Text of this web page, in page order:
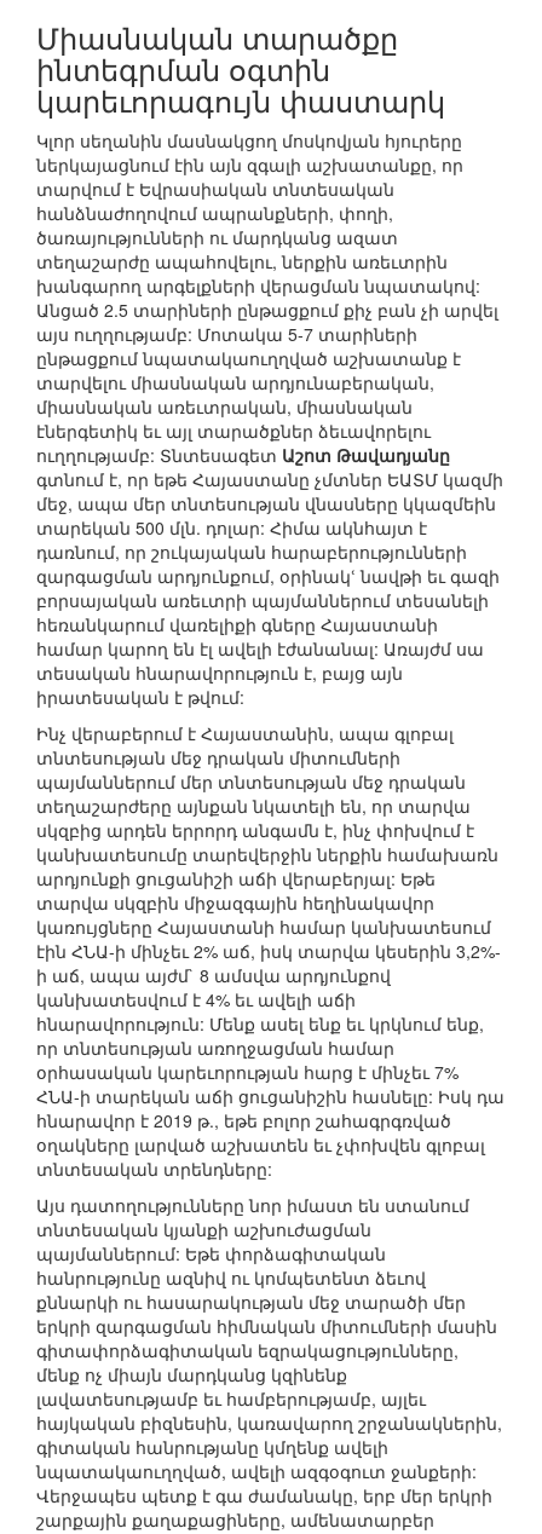
Միասնական տարածքը
ինտեգրման օգտին
կարեւորագույն փաստարկ
Կլոր սեղանին մասնակցող մոսկովյան հյուրերը
ներկայացնում էին այն զգալի աշխատանքը, որ
տարվում է Եվրասիական տնտեսական
հանձնաժողովում ապրանքների, փողի,
ծառայությունների ու մարդկանց ազատ
տեղաշարժը ապահովելու, ներքին առեւտրին
խանգարող արգելքների վերացման նպատակով:
Անցած 2.5 տարիների ընթացքում քիչ բան չի արվել
այս ուղղությամբ: Մոտակա 5-7 տարիների
ընթացքում նպատակաուղղված աշխատանք է
տարվելու միասնական արդյունաբերական,
միասնական առեւտրական, միասնական
էներգետիկ եւ այլ տարածքներ ձեւավորելու
ուղղությամբ: Տնտեսագետ Աշոտ Թավադյանը
գտնում է, որ եթե Հայաստանը չմտներ ԵԱՏՄ կազմի
մեջ, ապա մեր տնտեսության վնասները կկազմեին
տարեկան 500 մլն. դոլար: Հիմա ակնհայտ է
դառնում, որ շուկայական հարաբերությունների
զարգացման արդյունքում, օրինակՙ նավթի եւ գազի
բորսայական առեւտրի պայմաններում տեսանելի
հեռանկարում վառելիքի գները Հայաստանի
համար կարող են էլ ավելի էժանանալ: Առայժմ սա
տեսական հնարավորություն է, բայց այն
իրատեսական է թվում:
Ինչ վերաբերում է Հայաստանին, ապա գլոբալ
տնտեսության մեջ դրական միտումների
պայմաններում մեր տնտեսության մեջ դրական
տեղաշարժերը այնքան նկատելի են, որ տարվա
սկզբից արդեն երրորդ անգամն է, ինչ փոխվում է
կանխատեսումը տարեվերջին ներքին համախառն
արդյունքի ցուցանիշի աճի վերաբերյալ: Եթե
տարվա սկզբին միջազգային հեղինակավոր
կառույցները Հայաստանի համար կանխատեսում
էին ՀՆԱ-ի մինչեւ 2% աճ, իսկ տարվա կեսերին 3,2%-
ի աճ, ապա այժմ` 8 ամսվա արդյունքով
կանխատեսվում է 4% եւ ավելի աճի
հնարավորություն: Մենք ասել ենք եւ կրկնում ենք,
որ տնտեսության առողջացման համար
օրհասական կարեւորության հարց է մինչեւ 7%
ՀՆԱ-ի տարեկան աճի ցուցանիշին հասնելը: Իսկ դա
հնարավոր է 2019 թ., եթե բոլոր շահագրգռված
օղակները լարված աշխատեն եւ չփոխվեն գլոբալ
տնտեսական տրենդները:
Այս դատողությունները նոր իմաստ են ստանում
տնտեսական կյանքի աշխուժացման
պայմաններում: Եթե փորձագիտական
հանրությունը ազնիվ ու կոմպետենտ ձեւով
քննարկի ու հասարակության մեջ տարածի մեր
երկրի զարգացման հիմնական միտումների մասին
գիտափորձագիտական եզրակացությունները,
մենք ոչ միայն մարդկանց կզինենք
լավատեսությամբ եւ համբերությամբ, այլեւ
հայկական բիզնեսին, կառավարող շրջանակներին,
գիտական հանրությանը կմղենք ավելի
նպատակաուղղված, ավելի ազգօգուտ ջանքերի:
Վերջապես պետք է գա ժամանակը, երբ մեր երկրի
շարքային քաղաքացիները, ամենատարբեր